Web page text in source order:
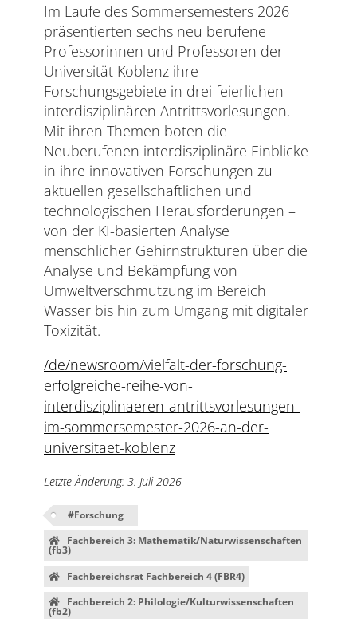
Im Laufe des Sommersemesters 2026
präsentierten sechs neu berufene
Professorinnen und Professoren der
Universität Koblenz ihre
Forschungsgebiete in drei feierlichen
interdisziplinären Antrittsvorlesungen.
Mit ihren Themen boten die
Neuberufenen interdisziplinäre Einblicke
in ihre innovativen Forschungen zu
aktuellen gesellschaftlichen und
technologischen Herausforderungen –
von der KI-basierten Analyse
menschlicher Gehirnstrukturen über die
Analyse und Bekämpfung von
Umweltverschmutzung im Bereich
Wasser bis hin zum Umgang mit digitaler
Toxizität.
/de/newsroom/vielfalt-der-forschung-
erfolgreiche-reihe-von-
interdisziplinaeren-antrittsvorlesungen-
im-sommersemester-2026-an-der-
universitaet-koblenz
Letzte Änderung: 3. Juli 2026
#Forschung
Fachbereich 3: Mathematik/Naturwissenschaften
(fb3)
Fachbereichsrat Fachbereich 4 (FBR4)
Fachbereich 2: Philologie/Kulturwissenschaften
(fb2)